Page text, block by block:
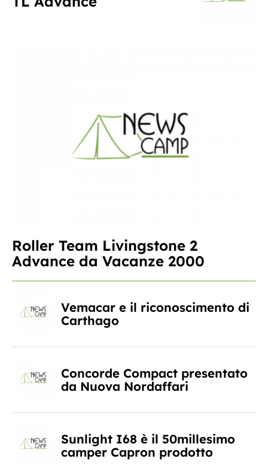
Roller Team Livingstone 2
Advance da Vacanze 2000
Vemacar e il riconoscimento di
Carthago
Concorde Compact presentato
da Nuova Nordaffari
Sunlight I68 è il 50millesimo
camper Capron prodotto